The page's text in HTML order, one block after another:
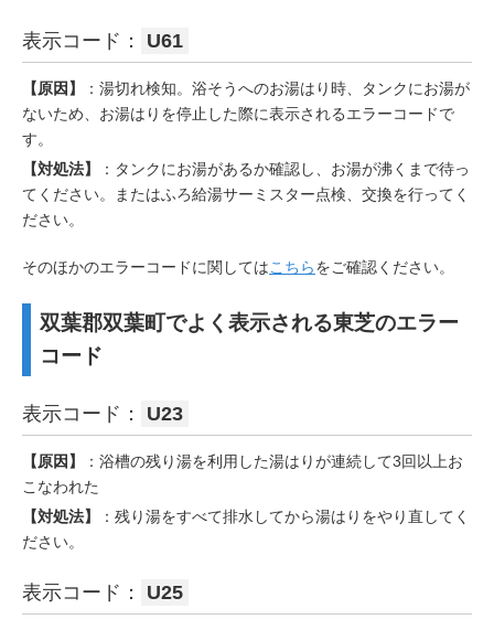
表示コード： U61
【原因】
：湯切れ検知。浴そうへのお湯はり時、タンクにお湯が
ないため、お湯はりを停止した際に表示されるエラーコードで
す。
【対処法】
：タンクにお湯があるか確認し、お湯が沸くまで待っ
てください。またはふろ給湯サーミスター点検、交換を行ってく
ださい。
そのほかのエラーコードに関してはこちらをご確認ください。
双葉郡双葉町でよく表示される東芝のエラー
コード
表示コード： U23
【原因】
：浴槽の残り湯を利用した湯はりが連続して3回以上お
こなわれた
【対処法】
：残り湯をすべて排水してから湯はりをやり直してく
ださい。
表示コード： U25